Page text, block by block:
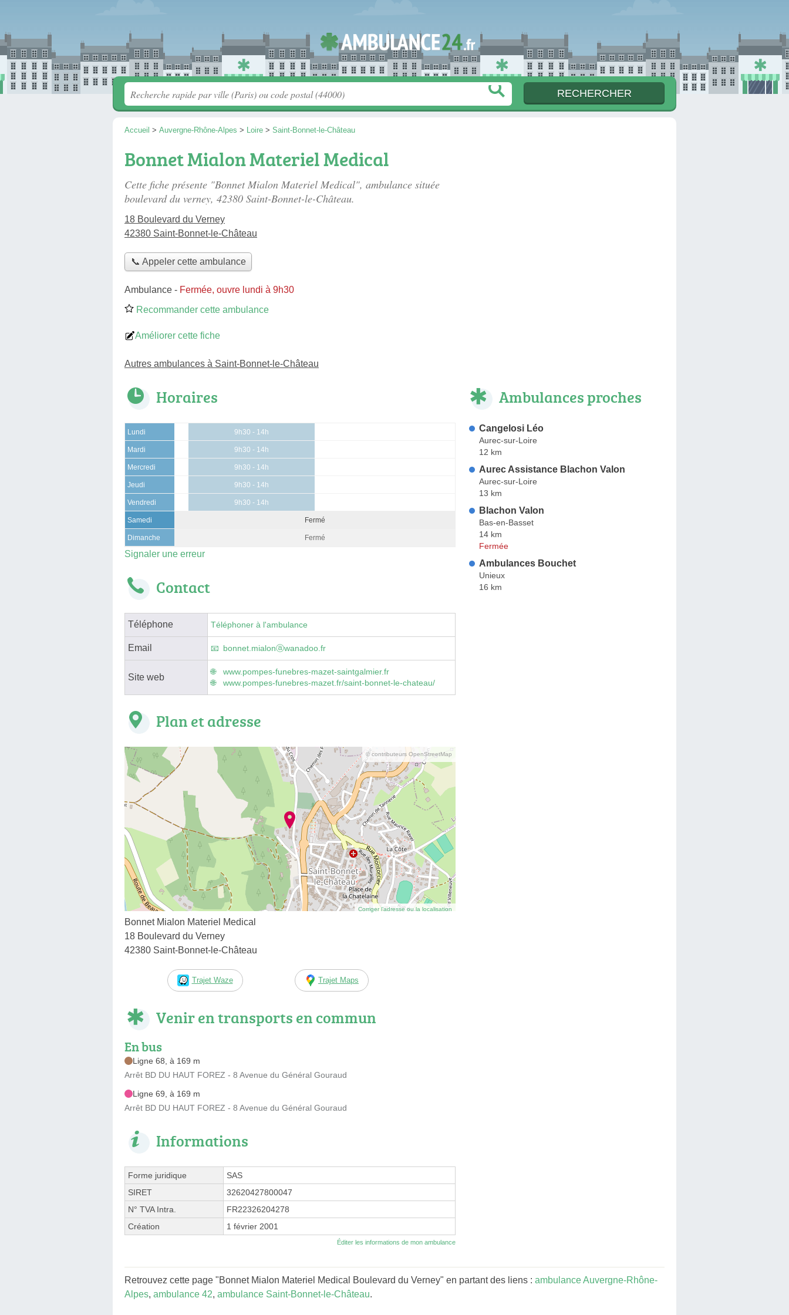
Accueil > Auvergne-Rhône-Alpes > Loire > Saint-Bonnet-le-Château
Bonnet Mialon Materiel Medical
Cette fiche présente "Bonnet Mialon Materiel Medical", ambulance située
boulevard du verney, 42380 Saint-Bonnet-le-Château.
18 Boulevard du Verney
42380 Saint-Bonnet-le-Château
📞 Appeler cette ambulance
Ambulance - Fermée, ouvre lundi à 9h30
Recommander cette ambulance
Améliorer cette fiche
Autres ambulances à Saint-Bonnet-le-Château
Horaires
Lundi 9h30 - 14h
Mardi 9h30 - 14h
Mercredi 9h30 - 14h
Jeudi 9h30 - 14h
Vendredi 9h30 - 14h
Samedi Fermé
Dimanche Fermé
Signaler une erreur
Contact
Téléphone Téléphoner à l'ambulance
Email bonnet.mialonⓐwanadoo.fr
Site web
www.pompes-funebres-mazet-saintgalmier.fr
www.pompes-funebres-mazet.fr/saint-bonnet-le-chateau/
Plan et adresse
© contributeurs OpenStreetMap
Corriger l’adresse ou la localisation
Bonnet Mialon Materiel Medical
18 Boulevard du Verney
42380 Saint-Bonnet-le-Château
Trajet Waze Trajet Maps
Venir en transports en commun
En bus
Ligne 68, à 169 m
Arrêt BD DU HAUT FOREZ - 8 Avenue du Général Gouraud
Ligne 69, à 169 m
Arrêt BD DU HAUT FOREZ - 8 Avenue du Général Gouraud
Informations
Forme juridique
SAS
SIRET
32620427800047
N° TVA Intra.
FR22326204278
Création
1 février 2001
Éditer les informations de mon ambulance
Ambulances proches
Cangelosi Léo
Aurec-sur-Loire
12 km
Aurec Assistance Blachon Valon
Aurec-sur-Loire
13 km
Blachon Valon
Bas-en-Basset
14 km
Fermée
Ambulances Bouchet
Unieux
16 km
Retrouvez cette page "Bonnet Mialon Materiel Medical Boulevard du Verney" en partant des liens : ambulance Auvergne-Rhône-
Alpes, ambulance 42, ambulance Saint-Bonnet-le-Château.